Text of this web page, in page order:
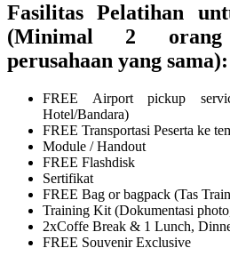
Fasilitas Pelatihan
(Minimal 2
perusahaan yang sama):
FREE Airport pickup
Hotel/Bandara)
FREE Transportasi Peserta ke
Module / Handout
FREE Flashdisk
Sertifikat
FREE Bag or bagpack (Tas
Training Kit (Dokumentasi
2xCoffe Break & 1 Lunch,
FREE Souvenir Exclusive